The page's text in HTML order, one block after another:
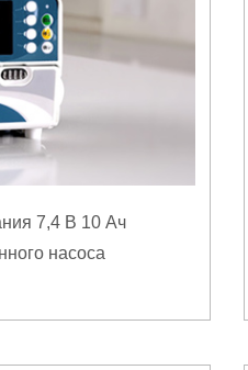
7,4 В 10 Ач
насоса